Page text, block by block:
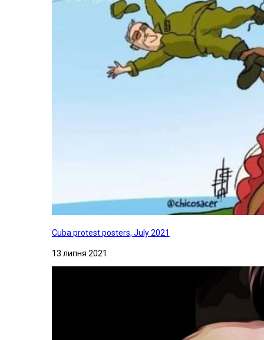
Cuba protest posters, July 2021
13 липня 2021